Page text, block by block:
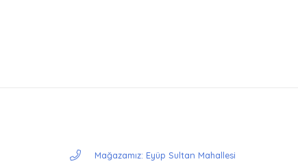
Mağazamız: Eyüp Sultan Mahallesi